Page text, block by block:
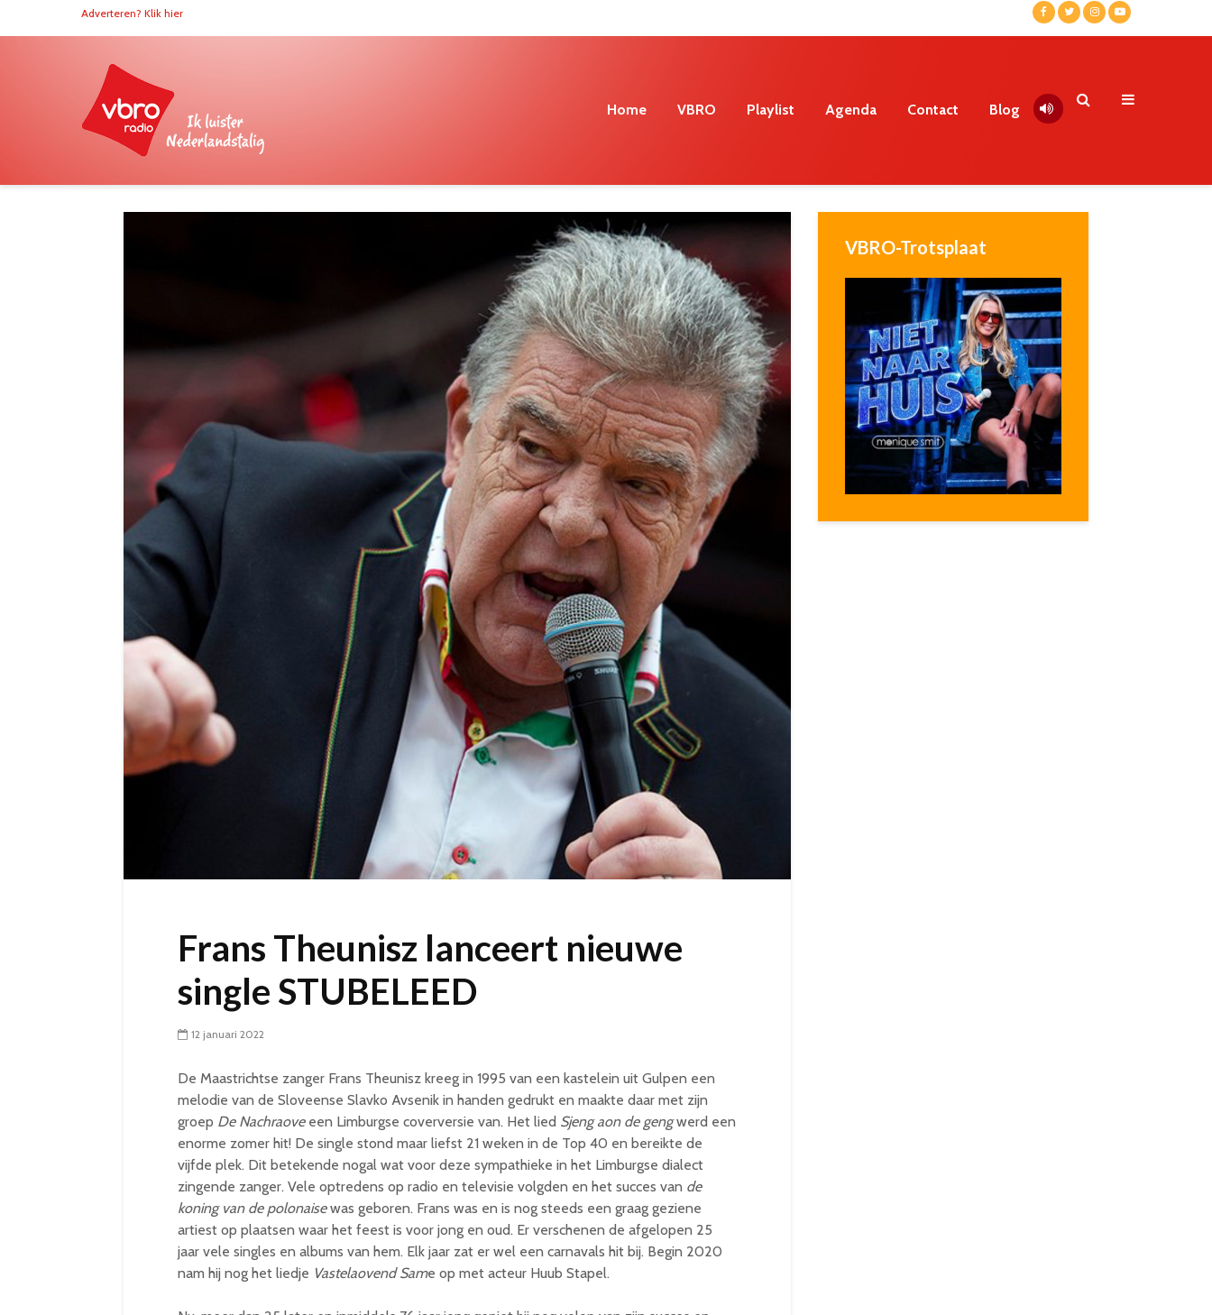
Adverteren? Klik hier
Home VBRO Playlist Agenda Contact Blog
Frans Theunisz lanceert nieuwe
single STUBELEED
12 januari 2022
De Maastrichtse zanger Frans Theunisz kreeg in 1995 van een kastelein uit Gulpen een
melodie van de Sloveense Slavko Avsenik in handen gedrukt en maakte daar met zijn
groep De Nachraove een Limburgse coverversie van. Het lied Sjeng aon de gengwerd een
enorme zomer hit! De single stond maar liefst 21 weken in de Top 40 en bereikte de
vijfde plek. Dit betekende nogal wat voor deze sympathieke in het Limburgse dialect
zingende zanger. Vele optredens op radio en televisie volgden en het succes van de
koning van de polonaisewas geboren. Frans was en is nog steeds een graag geziene
artiest op plaatsen waar het feest is voor jong en oud. Er verschenen de afgelopen 25
jaar vele singles en albums van hem. Elk jaar zat er wel een carnavals hit bij. Begin 2020
nam hij nog het liedje Vastelaovend Same op met acteur Huub Stapel.
VBRO-Trotsplaat